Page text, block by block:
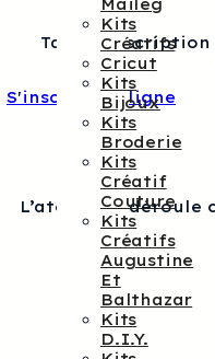
Maileg
Kits
Créatifs
Cricut
Kits
Bijoux
Kits
Broderie
Kits
Créatif
Couture
Kits
Créatifs
Augustine
Et
Balthazar
Kits
D.I.Y.
Tarif : Inscription
S'inscrire en ligne
L’atelier se déroule